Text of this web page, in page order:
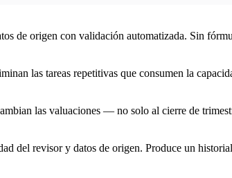
de origen con validación automatizada. Sin
las tareas repetitivas que consumen la
las valuaciones — no solo al cierre de
del revisor y datos de origen. Produce un